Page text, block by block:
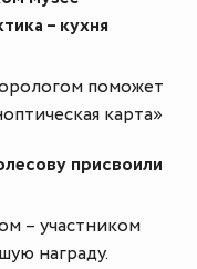
– кухня
поможет
карта»
присвоили
– участником
награду.